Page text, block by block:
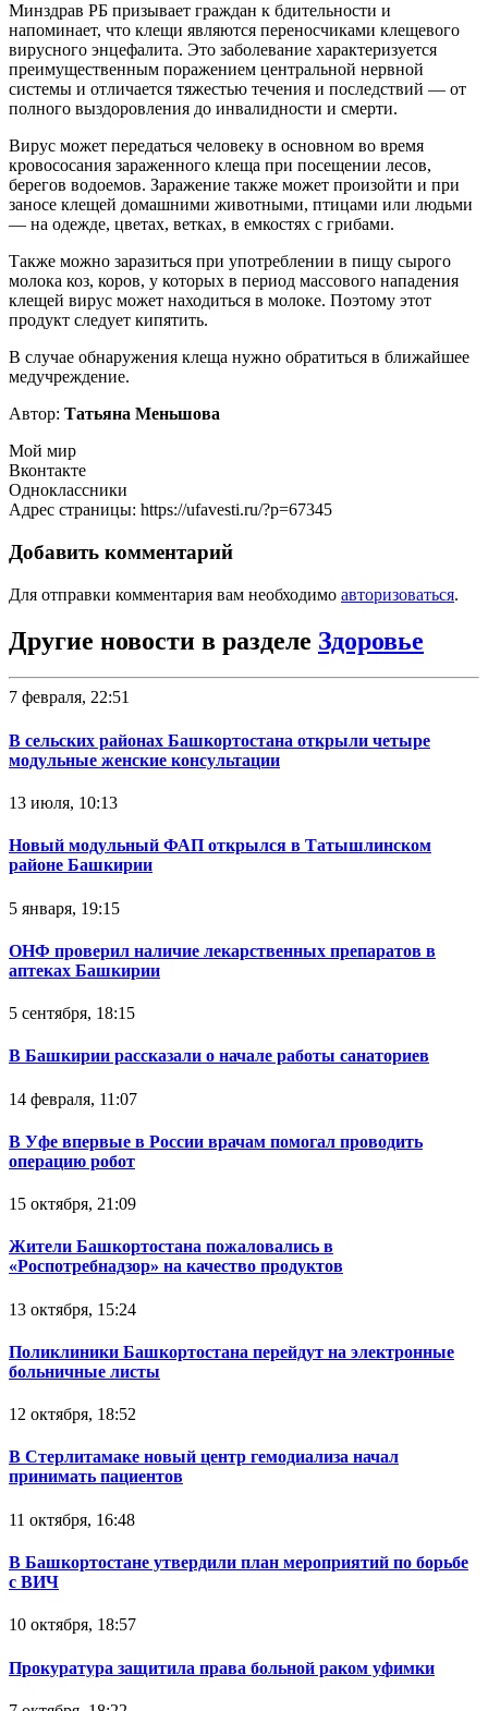
Минздрав РБ призывает граждан к бдительности и
напоминает, что клещи являются переносчиками клещевого
вирусного энцефалита. Это заболевание характеризуется
преимущественным поражением центральной нервной
системы и отличается тяжестью течения и последствий — от
полного выздоровления до инвалидности и смерти.
Вирус может передаться человеку в основном во время
кровососания зараженного клеща при посещении лесов,
берегов водоемов. Заражение также может произойти и при
заносе клещей домашними животными, птицами или людьми
— на одежде, цветах, ветках, в емкостях с грибами.
Также можно заразиться при употреблении в пищу сырого
молока коз, коров, у которых в период массового нападения
клещей вирус может находиться в молоке. Поэтому этот
продукт следует кипятить.
В случае обнаружения клеща нужно обратиться в ближайшее
медучреждение.
Автор: Татьяна Меньшова
Мой мир
Вконтакте
Одноклассники
Адрес страницы: https://ufavesti.ru/?p=67345
Добавить комментарий
Для отправки комментария вам необходимо авторизоваться.
Другие новости в разделе Здоровье
7 февраля, 22:51
В сельских районах Башкортостана открыли четыре
модульные женские консультации
13 июля, 10:13
Новый модульный ФАП открылся в Татышлинском
районе Башкирии
5 января, 19:15
ОНФ проверил наличие лекарственных препаратов в
аптеках Башкирии
5 сентября, 18:15
В Башкирии рассказали о начале работы санаториев
14 февраля, 11:07
В Уфе впервые в России врачам помогал проводить
операцию робот
15 октября, 21:09
Жители Башкортостана пожаловались в
«Роспотребнадзор» на качество продуктов
13 октября, 15:24
Поликлиники Башкортостана перейдут на электронные
больничные листы
12 октября, 18:52
В Стерлитамаке новый центр гемодиализа начал
принимать пациентов
11 октября, 16:48
В Башкортостане утвердили план мероприятий по борьбе
с ВИЧ
10 октября, 18:57
Прокуратура защитила права больной раком уфимки